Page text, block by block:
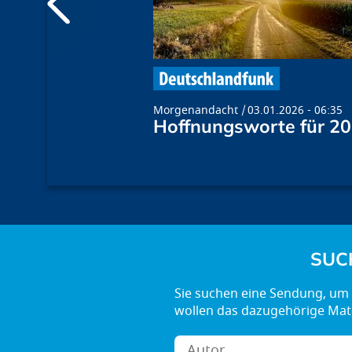
Morgenandacht 03.01.2026 - 06:35
Hoffnungsworte für